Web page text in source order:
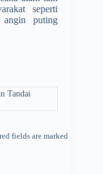
seperti
puting
Tandai
fields are marked